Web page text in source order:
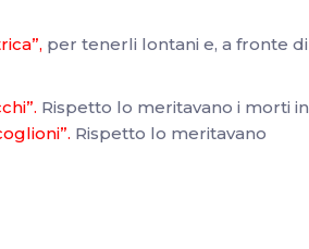
, per tenerli lontani e, a fronte di
. Rispetto lo meritavano i morti in
Rispetto lo meritavano